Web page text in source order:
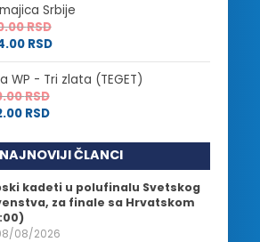
Srbije
RSD
RSD
WP - Tri zlata (TEGET)
RSD
RSD
NAJNOVIJI ČLANCI
kadeti u polufinalu Svetskog
za finale sa Hrvatskom
08/2026